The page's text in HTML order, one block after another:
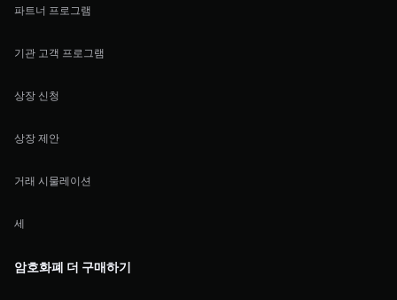
파트너 프로그램
기관 고객 프로그램
상장 신청
상장 제안
거래 시물레이션
세
암호화폐 더 구매하기